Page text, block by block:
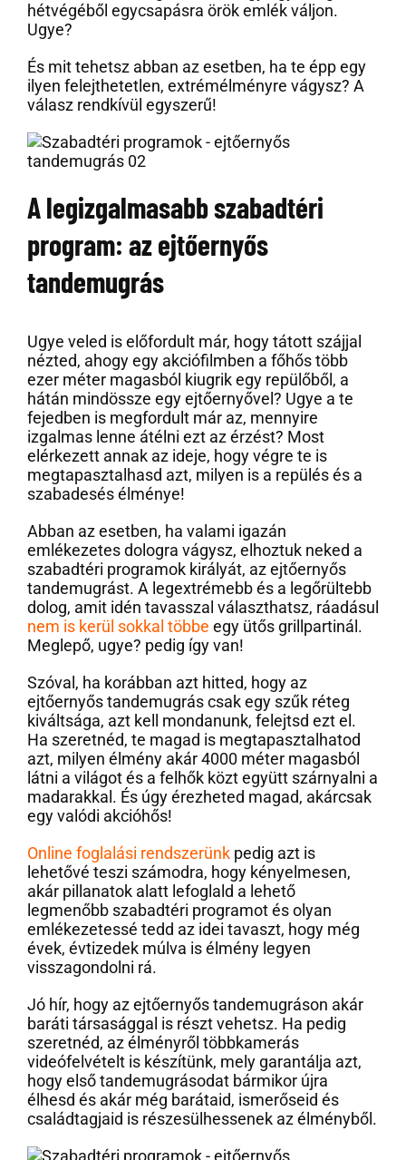
hétvégéből egycsapásra örök emlék váljon.
Ugye?
És mit tehetsz abban az esetben, ha te épp egy
ilyen felejthetetlen, extrémélményre vágysz? A
válasz rendkívül egyszerű!
A legizgalmasabb szabadtéri
program: az ejtőernyős
tandemugrás
Ugye veled is előfordult már, hogy tátott szájjal
nézted, ahogy egy akciófilmben a főhős több
ezer méter magasból kiugrik egy repülőből, a
hátán mindössze egy ejtőernyővel? Ugye a te
fejedben is megfordult már az, mennyire
izgalmas lenne átélni ezt az érzést? Most
elérkezett annak az ideje, hogy végre te is
megtapasztalhasd azt, milyen is a repülés és a
szabadesés élménye!
Abban az esetben, ha valami igazán
emlékezetes dologra vágysz, elhoztuk neked a
szabadtéri programok királyát, az ejtőernyős
tandemugrást. A legextrémebb és a legőrültebb
dolog, amit idén tavasszal választhatsz, ráadásul
nem is kerül sokkal többe egy ütős grillpartinál.
Meglepő, ugye? pedig így van!
Szóval, ha korábban azt hitted, hogy az
ejtőernyős tandemugrás csak egy szűk réteg
kiváltsága, azt kell mondanunk, felejtsd ezt el.
Ha szeretnéd, te magad is megtapasztalhatod
azt, milyen élmény akár 4000 méter magasból
látni a világot és a felhők közt együtt szárnyalni a
madarakkal. És úgy érezheted magad, akárcsak
egy valódi akcióhős!
Online foglalási rendszerünk pedig azt is
lehetővé teszi számodra, hogy kényelmesen,
akár pillanatok alatt lefoglald a lehető
legmenőbb szabadtéri programot és olyan
emlékezetessé tedd az idei tavaszt, hogy még
évek, évtizedek múlva is élmény legyen
visszagondolni rá.
Jó hír, hogy az ejtőernyős tandemugráson akár
baráti társasággal is részt vehetsz. Ha pedig
szeretnéd, az élményről többkamerás
videófelvételt is készítünk, mely garantálja azt,
hogy első tandemugrásodat bármikor újra
élhesd és akár még barátaid, ismerőseid és
családtagjaid is részesülhessenek az élményből.